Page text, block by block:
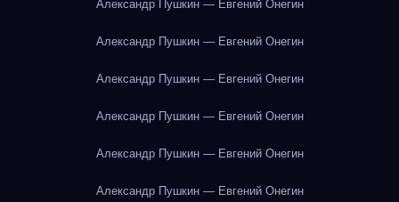
Александр Пушкин — Евгений Онегин
Александр Пушкин — Евгений Онегин
Александр Пушкин — Евгений Онегин
Александр Пушкин — Евгений Онегин
Александр Пушкин — Евгений Онегин
Александр Пушкин — Евгений Онегин